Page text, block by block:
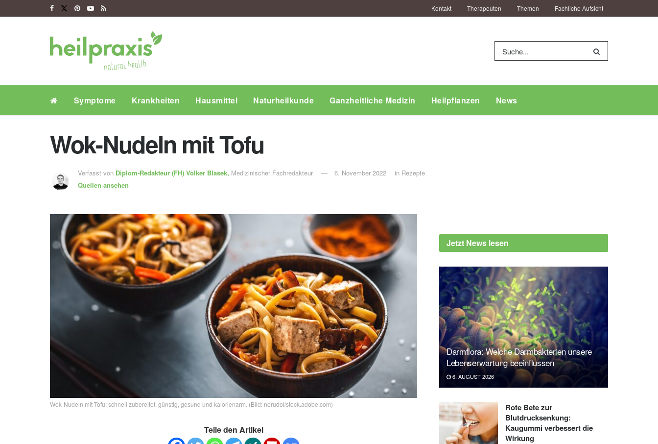
Kontakt Therapeuten Themen Fachliche Aufsicht
Symptome Krankheiten Hausmittel Naturheilkunde Ganzheitliche Medizin Heilpflanzen News
Wok-Nudeln mit Tofu
Verfasst von Diplom-Redakteur (FH) Volker Blasek, Medizinischer Fachredakteur
Quellen ansehen
6. November 2022 in Rezepte
Wok-Nudeln mit Tofu: schnell zubereitet, günstig, gesund und kalorienarm. (Bild: nerudol/stock.adobe.com)
Teile den Artikel
Jetzt News lesen
Darmflora: Welche Darmbakterien unsere
Lebenserwartung beeinflussen
6. AUGUST 2026
Rote Bete zur
Blutdrucksenkung:
Kaugummi verbessert die
Wirkung